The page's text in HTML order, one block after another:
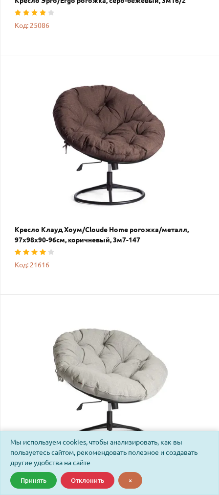
Код: 25086
Кресло Клауд Хоум/Cloude Home рогожка/металл,
97х98х90-96см, коричневый, 3м7-147
Код: 21616
Кресло Клауд Хоум/Cloude Home рогожка/металл,
97х98х90-96см, серо-бежевый, 3м16/2
Мы используем cookies, чтобы анализировать, как вы
пользуетесь сайтом, рекомендовать полезное и создавать
другие удобства на сайте
Принять Отклонить ×